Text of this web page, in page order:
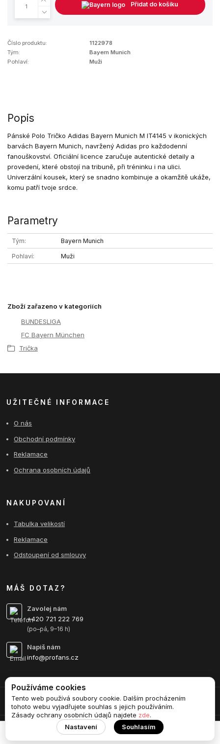
Přidat do košíku
Číslo produktu:
1122978
Tým:
Bayern Munich
Pohlaví:
Muži
Popis
Pánské Polo Tričko Adidas Bayern Munich M IT4145 v ikonických
barvách Bayern Munich, navržený Adidas pro každodenní
fanouškovství. Oficiální licence zaručuje autentické detaily a
provedení, které obstojí na tribuně, při tréninku i na ulici.
Univerzální kousek, který se snadno kombinuje a okamžitě ukáže,
komu patří tvoje srdce.
Parametry
Tým Bayern Munich
Pohlaví Muži
Zboží zařazeno v kategoriích
BUNDESLIGA
FC Bayern München
Trička
UŽITEČNÉ INFORMACE
O nás
Obchodní podmínky
Reklamace
Ochrana osobních údajů
NAKUPOVANÍ
Tabulka velikostí
Reklamace
Odstoupení od smlouvy
MÁŠ DOTAZ?
Zavolej nám
+420 721 222 769
(po–pá, 9–16 h)
Napiš nám
info@profans.cz
Upravit sběr cookies.
Vytvořeno na Eshop-rychle.cz
Používáme cookies
Tento web používá soubory cookie. Dalším procházením
tohoto webu vyjadřujete souhlas s jejich používáním.
Zásady ochrany osobních údajů najdete zde.
Nastavení
Souhlasím